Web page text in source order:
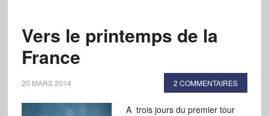
Vers le printemps de la
France
20 MARS 2014 2 COMMENTAIRES
A trois jours du premier tour